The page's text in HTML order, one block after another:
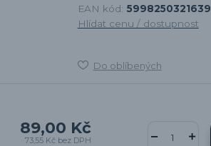
EAN kód: 5998250321639
Hlídat cenu / dostupnost
Do oblíbených
89,00 Kč
73,55 Kč bez DPH